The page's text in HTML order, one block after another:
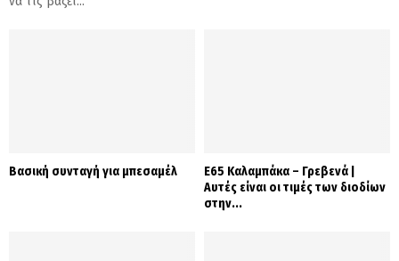
Βασική συνταγή για μπεσαμέλ
Ε65 Καλαμπάκα – Γρεβενά |
Αυτές είναι οι τιμές των διοδίων
στην...